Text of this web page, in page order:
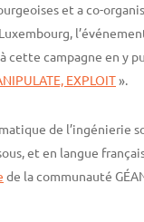
et a co-
cette campagne en y
EXPLOIT».
de l’ingénierie
et en langue
de la communauté